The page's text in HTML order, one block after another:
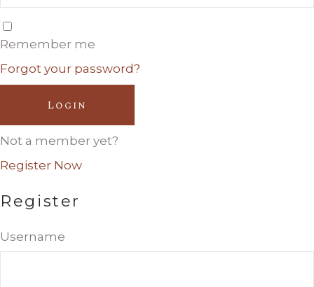
Remember me
Forgot your password?
Login
Not a member yet?
Register Now
Register
Username